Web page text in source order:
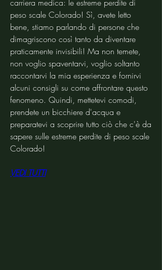
carriera medica: le estreme perdite di
peso scale Colorado! Sì, avete letto
bene, stiamo parlando di persone che
dimagriscono così tanto da diventare
praticamente invisibili! Ma non temete,
non voglio spaventarvi, voglio soltanto
raccontarvi la mia esperienza e fornirvi
alcuni consigli su come affrontare questo
fenomeno. Quindi, mettetevi comodi,
prendete un bicchiere d'acqua e
preparatevi a scoprire tutto ciò che c'è da
sapere sulle estreme perdite di peso scale
Colorado!
VEDI TUTTI